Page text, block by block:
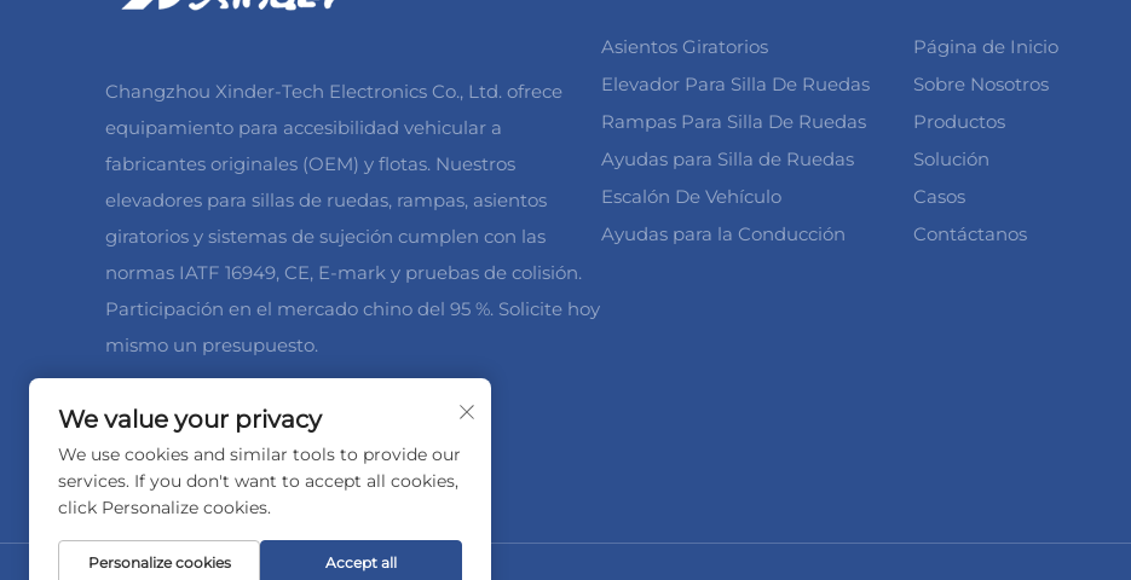
Changzhou Xinder-Tech Electronics Co., Ltd. ofrece
equipamiento para accesibilidad vehicular a
fabricantes originales (OEM) y flotas. Nuestros
elevadores para sillas de ruedas, rampas, asientos
giratorios y sistemas de sujeción cumplen con las
normas IATF 16949, CE, E-mark y pruebas de colisión.
Participación en el mercado chino del 95 %. Solicite hoy
mismo un presupuesto.
Asientos Giratorios
Elevador Para Silla De Ruedas
Rampas Para Silla De Ruedas
Ayudas para Silla de Ruedas
Escalón De Vehículo
Ayudas para la Conducción
Página de Inicio
Sobre Nosotros
Productos
Solución
Casos
Contáctanos
We value your privacy
We use cookies and similar tools to provide our
services. If you don't want to accept all cookies,
click Personalize cookies.
Personalize cookies Accept all